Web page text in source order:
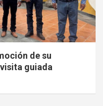
de su
guiada